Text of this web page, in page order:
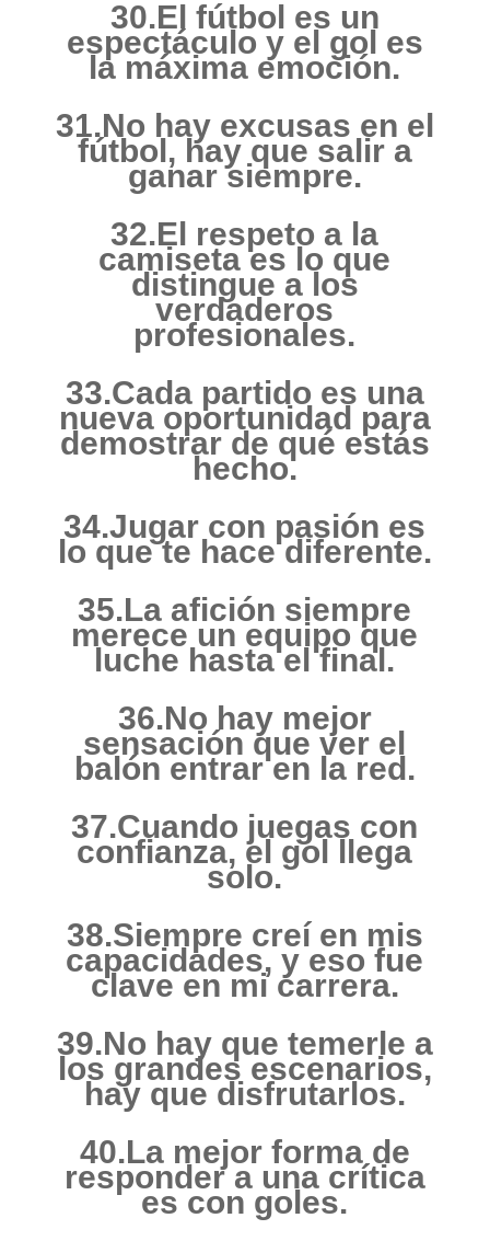
30.El fútbol es un
espectáculo y el gol es
la máxima emoción.
31.No hay excusas en el
fútbol, hay que salir a
ganar siempre.
32.El respeto a la
camiseta es lo que
distingue a los
verdaderos
profesionales.
33.Cada partido es una
nueva oportunidad para
demostrar de qué estás
hecho.
34.Jugar con pasión es
lo que te hace diferente.
35.La afición siempre
merece un equipo que
luche hasta el final.
36.No hay mejor
sensación que ver el
balón entrar en la red.
37.Cuando juegas con
confianza, el gol llega
solo.
38.Siempre creí en mis
capacidades, y eso fue
clave en mi carrera.
39.No hay que temerle a
los grandes escenarios,
hay que disfrutarlos.
40.La mejor forma de
responder a una crítica
es con goles.